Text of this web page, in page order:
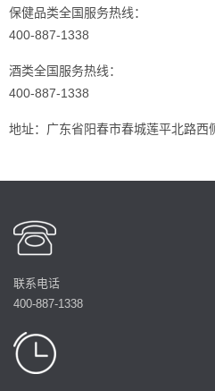
保健品类全国服务热线：
400-887-1338
酒类全国服务热线：
400-887-1338
地址：广东省阳春市春城莲平北路西
联系电话
400-887-1338